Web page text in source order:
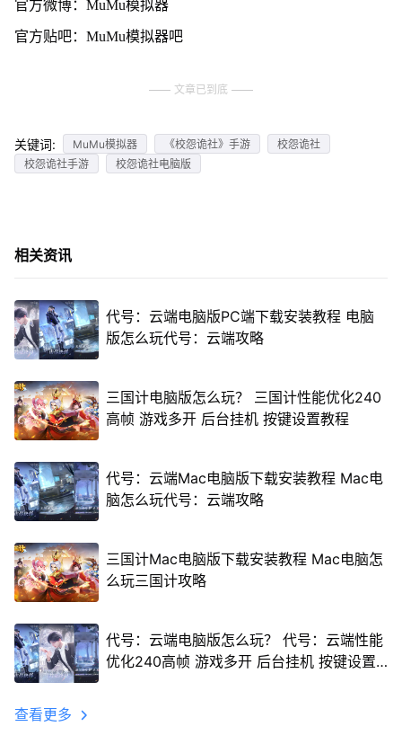
官方微博：MuMu模拟器
官方贴吧：MuMu模拟器吧
文章已到底
关键词: MuMu模拟器 《校怨诡社》手游
校怨诡社
校怨诡社手游
校怨诡社电脑版
相关资讯
代号：云端电脑版PC端下载安装教程 电脑
版怎么玩代号：云端攻略
三国计电脑版怎么玩？ 三国计性能优化240
高帧 游戏多开 后台挂机 按键设置教程
代号：云端Mac电脑版下载安装教程 Mac电
脑怎么玩代号：云端攻略
三国计Mac电脑版下载安装教程 Mac电脑怎
么玩三国计攻略
代号：云端电脑版怎么玩？ 代号：云端性能
优化240高帧 游戏多开 后台挂机 按键设置
查看更多